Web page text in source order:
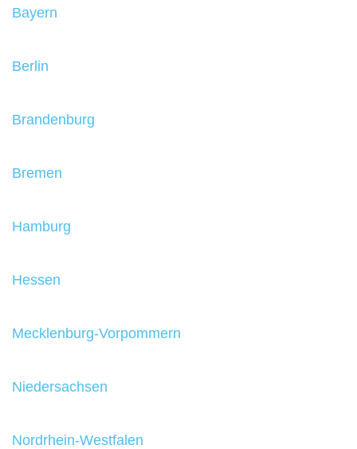
Bayern
Berlin
Brandenburg
Bremen
Hamburg
Hessen
Mecklenburg-Vorpommern
Niedersachsen
Nordrhein-Westfalen